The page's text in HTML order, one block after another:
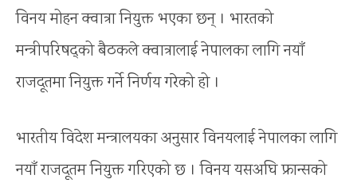
विनय मोहन क्वात्रा नियुक्त भएका छन् । भारतको
मन्त्रीपरिषद्को बैठकले क्वात्रालाई नेपालका लागि नयाँ
राजदूतमा नियुक्त गर्ने निर्णय गरेको हो ।
भारतीय विदेश मन्त्रालयका अनुसार विनयलाई नेपालका लागि
नयाँ राजदूतम नियुक्त गरिएको छ । विनय यसअघि फ्रान्सको